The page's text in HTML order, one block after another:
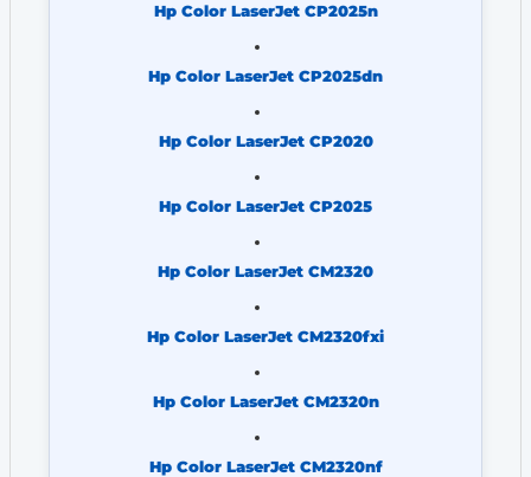
Hp Color LaserJet CP2025n
Hp Color LaserJet CP2025dn
Hp Color LaserJet CP2020
Hp Color LaserJet CP2025
Hp Color LaserJet CM2320
Hp Color LaserJet CM2320fxi
Hp Color LaserJet CM2320n
Hp Color LaserJet CM2320nf